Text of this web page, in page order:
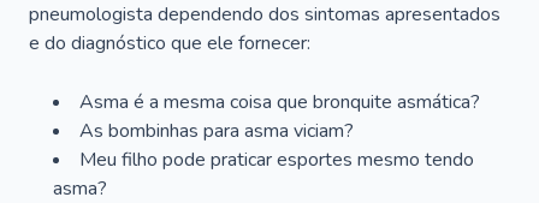
pneumologista dependendo dos sintomas apresentados
e do diagnóstico que ele fornecer:
Asma é a mesma coisa que bronquite asmática?
As bombinhas para asma viciam?
Meu filho pode praticar esportes mesmo tendo
asma?